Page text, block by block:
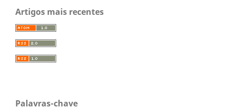
Artigos mais recentes
Palavras-chave